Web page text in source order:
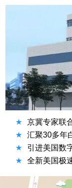
★ 京冀专家联
★
汇聚30多年
★
引进美国数
★
全新美国极